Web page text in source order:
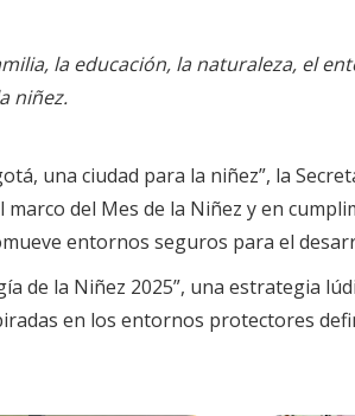
la educación, la naturaleza, el
niñez.
una ciudad para la niñez”, la
del Mes de la Niñez y en
entornos seguros para el
de la Niñez 2025”, una estrategia
en los entornos protectores